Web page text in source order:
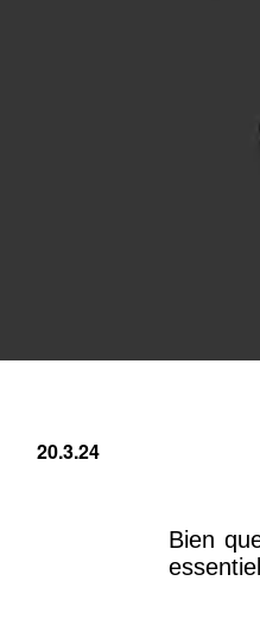
20.3.24
Bien